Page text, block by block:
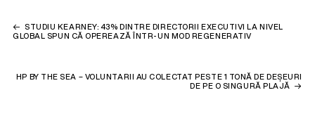
STUDIU KEARNEY: 43% DINTRE DIRECTORII EXECUTIVI LA NIVEL
GLOBAL SPUN CĂ OPEREAZĂ ÎNTR-UN MOD REGENERATIV
HP BY THE SEA – VOLUNTARII AU COLECTAT PESTE 1 TONĂ DE DEȘEURI
DE PE O SINGURĂ PLAJĂ